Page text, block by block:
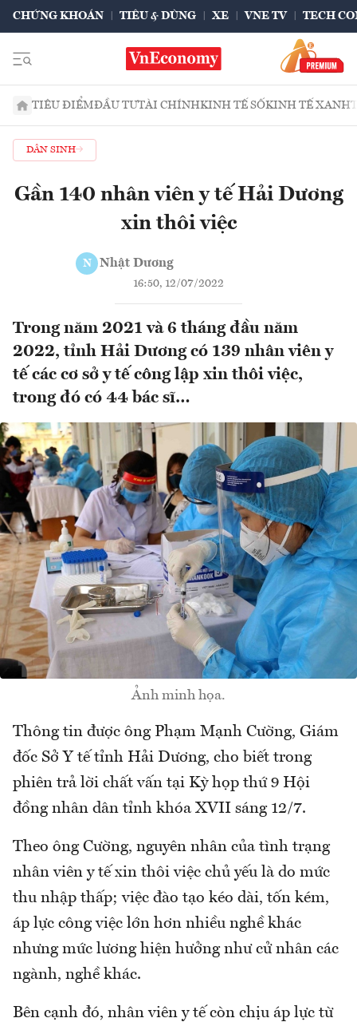
CHỨNG KHOÁN TIÊU & DÙNG XE VNE TV TECH
TIÊU ĐIỂMĐẦU TƯTÀI CHÍNHKINH TẾ SỐKINH TẾ XANH
DÂN SINH
Gần 140 nhân viên y tế Hải Dương
xin thôi việc
N Nhật Dương
16:50, 12/07/2022
Trong năm 2021 và 6 tháng đầu năm
2022, tỉnh Hải Dương có 139 nhân viên y
tế các cơ sở y tế công lập xin thôi việc,
trong đó có 44 bác sĩ…
Ảnh minh họa.
Thông tin được ông Phạm Mạnh Cường, Giám
đốc Sở Y tế tỉnh Hải Dương, cho biết trong
phiên trả lời chất vấn tại Kỳ họp thứ 9 Hội
đồng nhân dân tỉnh khóa XVII sáng 12/7.
Theo ông Cường, nguyên nhân của tình trạng
nhân viên y tế xin thôi việc chủ yếu là do mức
thu nhập thấp; việc đào tạo kéo dài, tốn kém,
áp lực công việc lớn hơn nhiều nghề khác
nhưng mức lương hiện hưởng như cử nhân các
ngành, nghề khác.
Bên cạnh đó, nhân viên y tế còn chịu áp lực từ